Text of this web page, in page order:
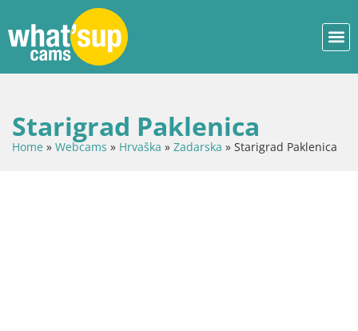
Starigrad Paklenica
Home » Webcams » Hrvaška » Zadarska » Starigrad Paklenica